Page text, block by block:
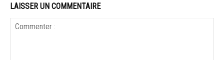
LAISSER UN COMMENTAIRE